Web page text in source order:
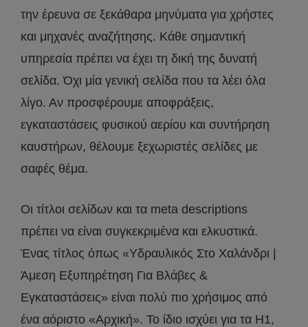
την έρευνα σε ξεκάθαρα μηνύματα για χρήστες
και μηχανές αναζήτησης. Κάθε σημαντική
υπηρεσία πρέπει να έχει τη δική της δυνατή
σελίδα. Όχι μία γενική σελίδα που τα λέει όλα
λίγο. Αν προσφέρουμε αποφράξεις,
εγκαταστάσεις φυσικού αερίου και συντήρηση
καυστήρων, θέλουμε ξεχωριστές σελίδες με
σαφές θέμα.
Οι τίτλοι σελίδων και τα meta descriptions
πρέπει να είναι συγκεκριμένα και ελκυστικά.
Ένας τίτλος όπως «Υδραυλικός Στο Χαλάνδρι |
Άμεση Εξυπηρέτηση Για Βλάβες &
Εγκαταστάσεις» είναι πολύ πιο χρήσιμος από
ένα αόριστο «Αρχική». Το ίδιο ισχύει για τα H1,